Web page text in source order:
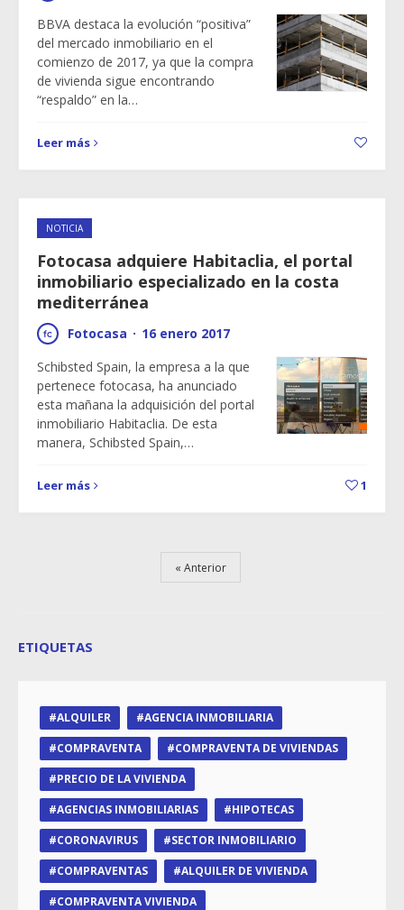
BBVA destaca la evolución “positiva”
del mercado inmobiliario en el
comienzo de 2017, ya que la compra
de vivienda sigue encontrando
“respaldo” en la…
Leer más
NOTICIA
Fotocasa adquiere Habitaclia, el portal
inmobiliario especializado en la costa
mediterránea
Fotocasa · 16 enero 2017
Schibsted Spain, la empresa a la que
pertenece fotocasa, ha anunciado
esta mañana la adquisición del portal
inmobiliario Habitaclia. De esta
manera, Schibsted Spain,…
Leer más 1
Anterior
ETIQUETAS
ALQUILER
AGENCIA INMOBILIARIA
COMPRAVENTA
COMPRAVENTA DE VIVIENDAS
PRECIO DE LA VIVIENDA
AGENCIAS INMOBILIARIAS
HIPOTECAS
CORONAVIRUS
SECTOR INMOBILIARIO
COMPRAVENTAS
ALQUILER DE VIVIENDA
COMPRAVENTA VIVIENDA